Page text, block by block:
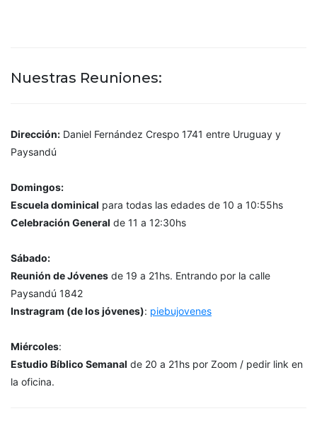
Nuestras Reuniones:
Dirección: Daniel Fernández Crespo 1741 entre Uruguay y
Paysandú
Domingos:
Escuela dominical para todas las edades de 10 a 10:55hs
Celebración General de 11 a 12:30hs
Sábado:
Reunión de Jóvenes de 19 a 21hs. Entrando por la calle
Paysandú 1842
Instragram (de los jóvenes): piebujovenes
Miércoles:
Estudio Bíblico Semanal de 20 a 21hs por Zoom / pedir link en
la oficina.